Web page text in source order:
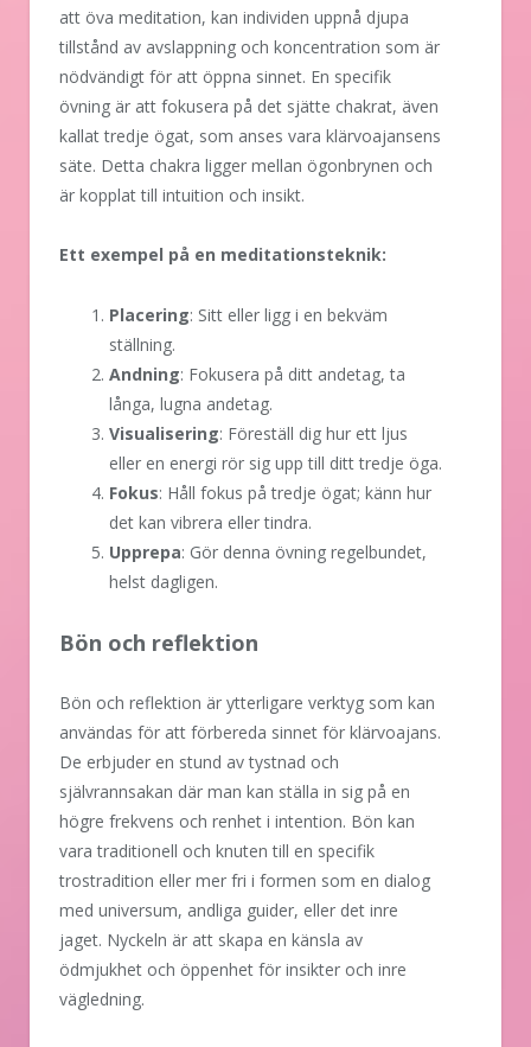
att öva meditation, kan individen uppnå djupa
tillstånd av avslappning och koncentration som är
nödvändigt för att öppna sinnet. En specifik
övning är att fokusera på det sjätte chakrat, även
kallat tredje ögat, som anses vara klärvoajansens
säte. Detta chakra ligger mellan ögonbrynen och
är kopplat till intuition och insikt.
Ett exempel på en meditationsteknik:
Placering: Sitt eller ligg i en bekväm
ställning.
Andning: Fokusera på ditt andetag, ta
långa, lugna andetag.
Visualisering: Föreställ dig hur ett ljus
eller en energi rör sig upp till ditt tredje öga.
Fokus: Håll fokus på tredje ögat; känn hur
det kan vibrera eller tindra.
Upprepa: Gör denna övning regelbundet,
helst dagligen.
Bön och reflektion
Bön och reflektion är ytterligare verktyg som kan
användas för att förbereda sinnet för klärvoajans.
De erbjuder en stund av tystnad och
självrannsakan där man kan ställa in sig på en
högre frekvens och renhet i intention. Bön kan
vara traditionell och knuten till en specifik
trostradition eller mer fri i formen som en dialog
med universum, andliga guider, eller det inre
jaget. Nyckeln är att skapa en känsla av
ödmjukhet och öppenhet för insikter och inre
vägledning.